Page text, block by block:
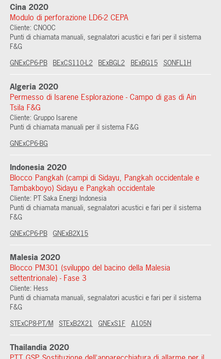
Cina 2020
Modulo di perforazione LD6-2 CEPA
Cliente: CNOOC
Punti di chiamata manuali, segnalatori acustici e fari per il sistema
F&G
GNExCP6-PB
BExCS110-L2 BExBGL2 BExBG15 SONFL1H
Algeria 2020
Permesso di Isarene Esplorazione - Campo di gas di Ain
Tsila F&G
Cliente: Gruppo Isarene
Punti di chiamata manuali per il sistema F&G
GNExCP6-BG
Indonesia 2020
Blocco Pangkah (campi di Sidayu, Pangkah occidentale e
Tambakboyo) Sidayu e Pangkah occidentale
Cliente: PT Saka Energi Indonesia
Punti di chiamata manuali, segnalatori acustici e fari per il sistema
F&G
GNExCP6-PB GNExB2X15
Malesia 2020
Blocco PM301 (sviluppo del bacino della Malesia
settentrionale) - Fase 3
Cliente: Hess
Punti di chiamata manuali, segnalatori acustici e fari per il sistema
F&G
STExCP8-PT/M
STExB2X21 GNExS1F A105N
Thailandia 2020